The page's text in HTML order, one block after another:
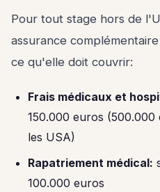
Pour tout stage hors de
assurance
ce qu'elle doit couvrir:
Frais médicaux et
150.000 euros
les USA)
Rapatriement médical:
100.000 euros